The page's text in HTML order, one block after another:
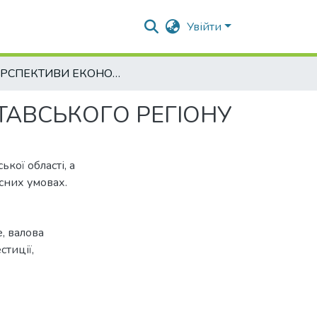
Увійти
ПЕРСПЕКТИВИ ЕКОНОМІЧНОГО РОЗВИТКУ ПОЛТАВСЬКОГО РЕГІОНУ
РЕГІОНУ
області, а
умовах.
валова